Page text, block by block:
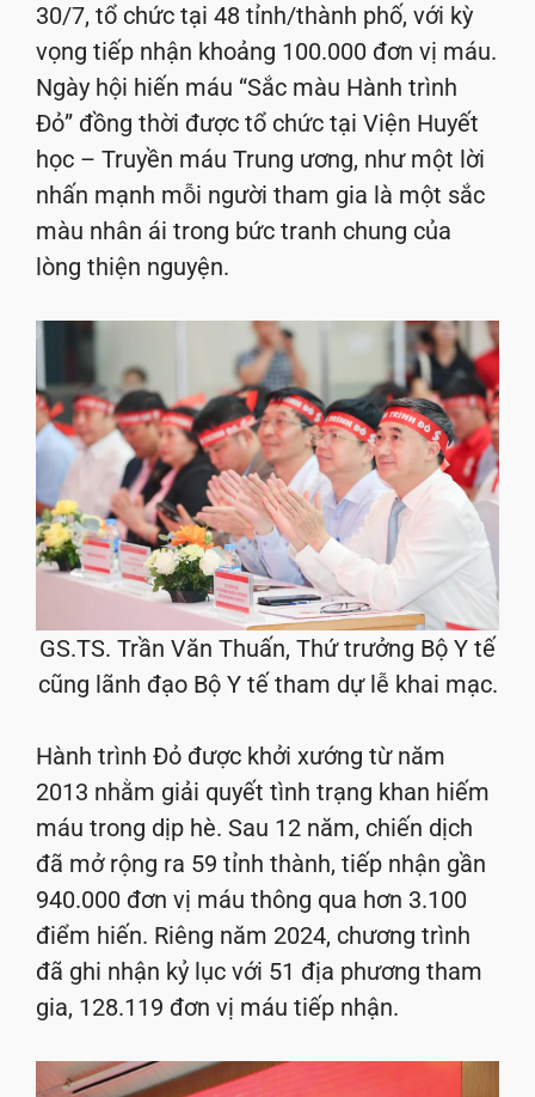
30/7, tổ chức tại 48 tỉnh/thành phố, với kỳ
vọng tiếp nhận khoảng 100.000 đơn vị máu.
Ngày hội hiến máu “Sắc màu Hành trình
Đỏ” đồng thời được tổ chức tại Viện Huyết
học – Truyền máu Trung ương, như một lời
nhấn mạnh mỗi người tham gia là một sắc
màu nhân ái trong bức tranh chung của
lòng thiện nguyện.
GS.TS. Trần Văn Thuấn, Thứ trưởng Bộ Y tế
cũng lãnh đạo Bộ Y tế tham dự lễ khai mạc.
Hành trình Đỏ được khởi xướng từ năm
2013 nhằm giải quyết tình trạng khan hiếm
máu trong dịp hè. Sau 12 năm, chiến dịch
đã mở rộng ra 59 tỉnh thành, tiếp nhận gần
940.000 đơn vị máu thông qua hơn 3.100
điểm hiến. Riêng năm 2024, chương trình
đã ghi nhận kỷ lục với 51 địa phương tham
gia, 128.119 đơn vị máu tiếp nhận.